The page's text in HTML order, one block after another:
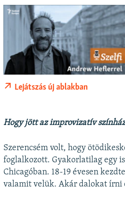
Lejátszás új ablakban
Hogy jött az improvizatív
Szerencsém volt, hogy
foglalkozott. Gyakorlatilag egy
Chicagóban. 18-19 évesen
valamit velük. Akár dalokat írni